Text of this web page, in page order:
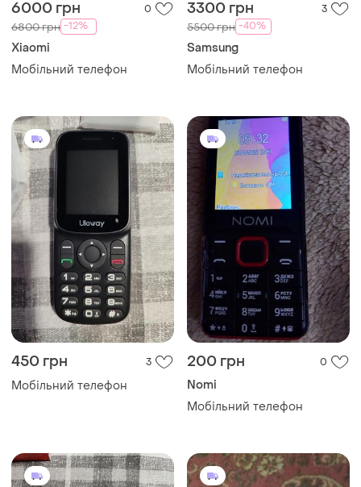
6000 грн 0
6800 грн -12%
Xiaomi
Мобільний телефон
3300 грн 3
5500 грн -40%
Samsung
Мобільний телефон
450 грн 3
Мобільний телефон
200 грн 0
Nomi
Мобільний телефон